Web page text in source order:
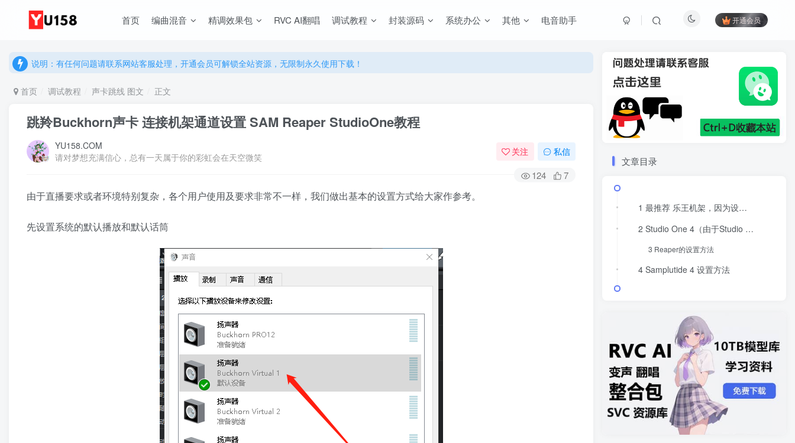
首页 编曲混音 精调效果包 RVC AI翻唱 调试教程 封装源码 系统办公 其他 电音助手 开通会员
说明：有任何问题请联系网站客服处理，开通会员可解锁全站资源，无限制永久使用下载！
说明：有任何问题请联系网站客服处理，开通会员可解锁全站资源，无限制永久使用下载！
首页 调试教程 声卡跳线 图文 正文
跳羚Buckhorn声卡 连接机架通道设置 SAM Reaper StudioOne教程
YU158.COM
请对梦想充满信心，总有一天属于你的彩虹会在天空微笑
关注 私信
124 7
由于直播要求或者环境特别复杂，各个用户使用及要求非常不一样，我们做出基本的设置方式给大家作参考。
先设置系统的默认播放和默认话筒
文章目录
1 最推荐 乐王机架，因为设置最简单(只需要在声卡选择处选择ASIO Buckhorn即可)，使用最简单，打开开关就能用。一切设置都是如图所示。
2 Studio One 4（由于Studio One 4的发送不能直接给到编组输出，所以Studio One 3及以前的方法已经不能用了）
3 Reaper的设置方法
4 Samplutide 4 设置方法